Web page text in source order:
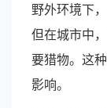
野外环境下
但在城市中
要猎物。这
影响。